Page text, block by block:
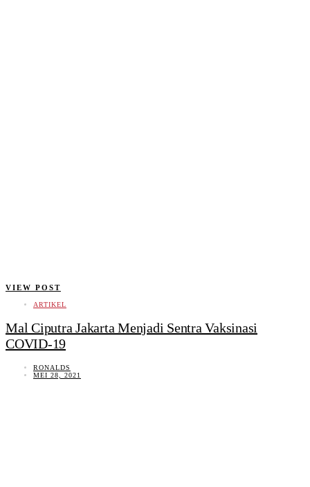
VIEW POST
ARTIKEL
Mal Ciputra Jakarta Menjadi Sentra Vaksinasi
COVID-19
RONALDS
MEI 28, 2021